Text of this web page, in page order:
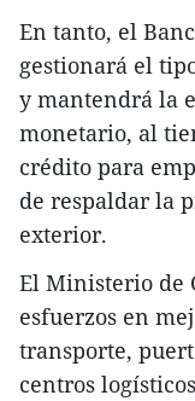
En tanto, el
gestionará el
y mantendrá la
monetario, al
crédito para
de respaldar la
exterior.
El Ministerio de
esfuerzos en
transporte,
centros